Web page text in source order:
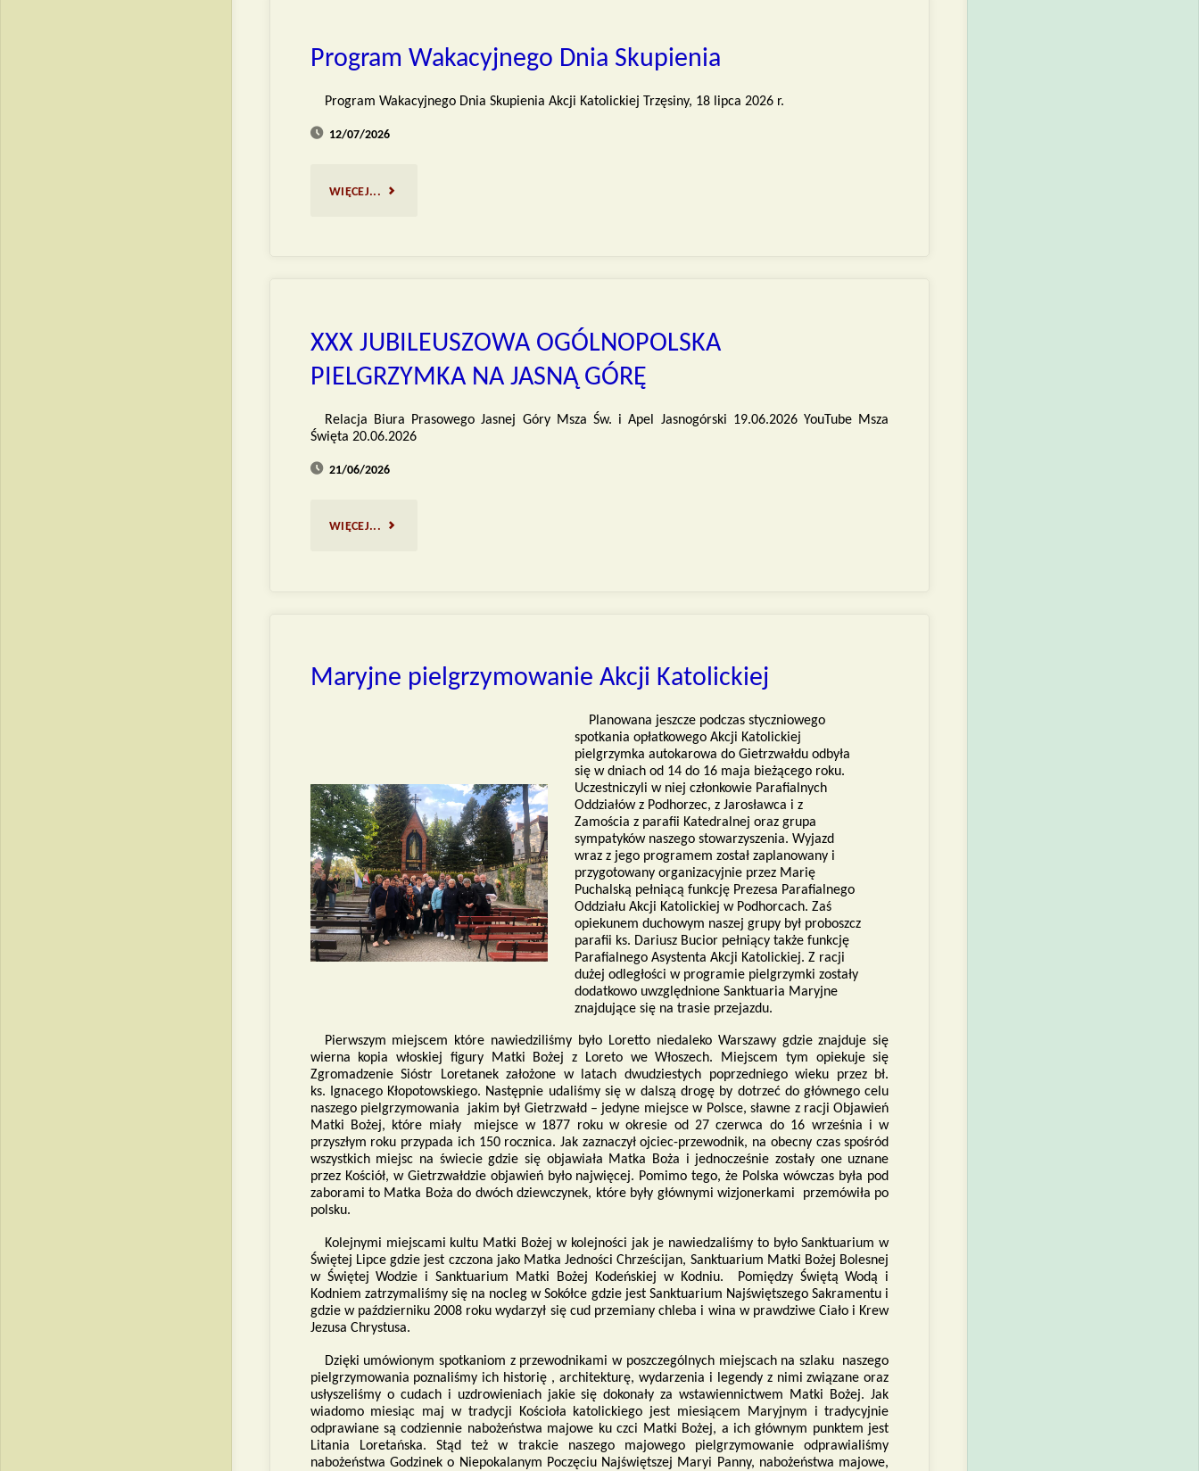
Program Wakacyjnego Dnia Skupienia
Program Wakacyjnego Dnia Skupienia Akcji Katolickiej Trzęsiny, 18 lipca 2026 r.
12/07/2026
WIĘCEJ... "PROGRAM
XXX JUBILEUSZOWA OGÓLNOPOLSKA
PIELGRZYMKA NA JASNĄ GÓRĘ
Relacja Biura Prasowego Jasnej Góry Msza Św. i Apel Jasnogórski 19.06.2026 YouTube Msza
Święta 20.06.2026
21/06/2026
WIĘCEJ... "XXX
Maryjne pielgrzymowanie Akcji Katolickiej
Planowana jeszcze podczas styczniowego
spotkania opłatkowego Akcji Katolickiej
pielgrzymka autokarowa do Gietrzwałdu odbyła
się w dniach od 14 do 16 maja bieżącego roku.
Uczestniczyli w niej członkowie Parafialnych
Oddziałów z Podhorzec, z Jarosławca i z
Zamościa z parafii Katedralnej oraz grupa
sympatyków naszego stowarzyszenia. Wyjazd
wraz z jego programem został zaplanowany i
przygotowany organizacyjnie przez Marię
Puchalską pełniącą funkcję Prezesa Parafialnego
Oddziału Akcji Katolickiej w Podhorcach. Zaś
opiekunem duchowym naszej grupy był proboszcz
parafii ks. Dariusz Bucior pełniący także funkcję
Parafialnego Asystenta Akcji Katolickiej. Z racji
dużej odległości w programie pielgrzymki zostały
dodatkowo uwzględnione Sanktuaria Maryjne
znajdujące się na trasie przejazdu.
Pierwszym miejscem które nawiedziliśmy było Loretto niedaleko Warszawy gdzie znajduje się
wierna kopia włoskiej figury Matki Bożej z Loreto we Włoszech. Miejscem tym opiekuje się
Zgromadzenie Sióstr Loretanek założone w latach dwudziestych poprzedniego wieku przez bł.
ks. Ignacego Kłopotowskiego. Następnie udaliśmy się w dalszą drogę by dotrzeć do głównego celu
naszego pielgrzymowania jakim był Gietrzwałd – jedyne miejsce w Polsce, sławne z racji Objawień
Matki Bożej, które miały miejsce w 1877 roku w okresie od 27 czerwca do 16 września i w
przyszłym roku przypada ich 150 rocznica. Jak zaznaczył ojciec-przewodnik, na obecny czas spośród
wszystkich miejsc na świecie gdzie się objawiała Matka Boża i jednocześnie zostały one uznane
przez Kościół, w Gietrzwałdzie objawień było najwięcej. Pomimo tego, że Polska wówczas była pod
zaborami to Matka Boża do dwóch dziewczynek, które były głównymi wizjonerkami przemówiła po
polsku.
Kolejnymi miejscami kultu Matki Bożej w kolejności jak je nawiedzaliśmy to było Sanktuarium w
Świętej Lipce gdzie jest czczona jako Matka Jedności Chrześcijan, Sanktuarium Matki Bożej Bolesnej
w Świętej Wodzie i Sanktuarium Matki Bożej Kodeńskiej w Kodniu. Pomiędzy Świętą Wodą i
Kodniem zatrzymaliśmy się na nocleg w Sokółce gdzie jest Sanktuarium Najświętszego Sakramentu i
gdzie w październiku 2008 roku wydarzył się cud przemiany chleba i wina w prawdziwe Ciało i Krew
Jezusa Chrystusa.
Dzięki umówionym spotkaniom z przewodnikami w poszczególnych miejscach na szlaku naszego
pielgrzymowania poznaliśmy ich historię , architekturę, wydarzenia i legendy z nimi związane oraz
usłyszeliśmy o cudach i uzdrowieniach jakie się dokonały za wstawiennictwem Matki Bożej. Jak
wiadomo miesiąc maj w tradycji Kościoła katolickiego jest miesiącem Maryjnym i tradycyjnie
odprawiane są codziennie nabożeństwa majowe ku czci Matki Bożej, a ich głównym punktem jest
Litania Loretańska. Stąd też w trakcie naszego majowego pielgrzymowanie odprawialiśmy
nabożeństwa Godzinek o Niepokalanym Poczęciu Najświętszej Maryi Panny, nabożeństwa majowe,